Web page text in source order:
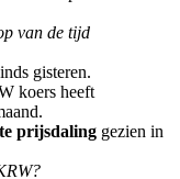
van de tijd
gisteren.
koers heeft
prijsdaling gezien in